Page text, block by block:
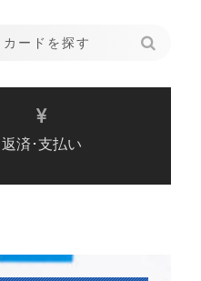
返済･支払い